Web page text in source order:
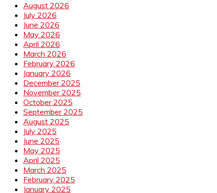
August 2026
July 2026
June 2026
May 2026
April 2026
March 2026
February 2026
January 2026
December 2025
November 2025
October 2025
September 2025
August 2025
July 2025
June 2025
May 2025
April 2025
March 2025
February 2025
January 2025